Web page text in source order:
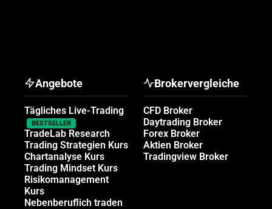
Angebote
Tägliches Live-Trading
BESTSELLER
TradeLab Research
Trading Strategien Kurs
Chartanalyse Kurs
Trading Mindset Kurs
Risikomanagement
Kurs
Nebenberuflich traden
Brokervergleiche
CFD Broker
Daytrading Broker
Forex Broker
Aktien Broker
Tradingview Broker